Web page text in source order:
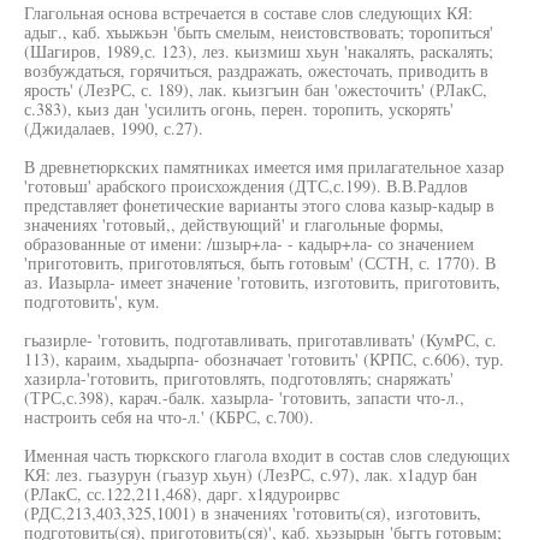
Глагольная основа встречается в составе слов следующих КЯ:
адыг., каб. хъыжьэн 'быть смелым, неистовствовать; торопиться'
(Шагиров, 1989,с. 123), лез. кьизмиш хьун 'накалять, раскалять;
возбуждаться, горячиться, раздражать, ожесточать, приводить в
ярость' (ЛезРС, с. 189), лак. кьизгъин бан 'ожесточить' (РЛакС,
с.383), кьиз дан 'усилить огонь, перен. торопить, ускорять'
(Джидалаев, 1990, с.27).
В древнетюркских памятниках имеется имя прилагательное хазар
'готовьш' арабского происхождения (ДТС,с.199). В.В.Радлов
представляет фонетические варианты этого слова казыр-кадыр в
значениях 'готовый,, действующий' и глагольные формы,
образованные от имени: /шзыр+ла- - кадыр+ла- со значением
'приготовить, приготовляться, быть готовым' (ССТН, с. 1770). В
аз. Иазырла- имеет значение 'готовить, изготовить, приготовить,
подготовить', кум.
гьазирле- 'готовить, подготавливать, приготавливать' (КумРС, с.
113), караим, хьадырпа- обозначает 'готовить' (КРПС, с.606), тур.
хазирла-'готовить, приготовлять, подготовлять; снаряжать'
(ТРС,с.398), карач.-балк. хазырла- 'готовить, запасти что-л.,
настроить себя на что-л.' (КБРС, с.700).
Именная часть тюркского глагола входит в состав слов следующих
КЯ: лез. гьазурун (гьазур хьун) (ЛезРС, с.97), лак. х1адур бан
(РЛакС, сс.122,211,468), дарг. х1ядуроирвс
(РДС,213,403,325,1001) в значениях 'готовить(ся), изготовить,
подготовить(ся), приготовить(ся)', каб. хьэзырын 'бьггь готовым;